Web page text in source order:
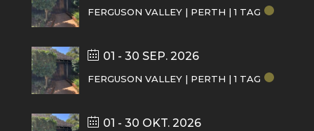
FERGUSON VALLEY | PERTH | 1 TAG
01 - 30 SEP. 2026
FERGUSON VALLEY | PERTH | 1 TAG
01 - 30 OKT. 2026